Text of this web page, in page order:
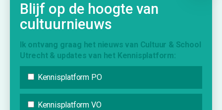
Inspiratie
Vraag & Aanbod
Bijdrage indienen
Inschrijven nieuwsbrief
INFORMATIE
Blijf op de hoogte van
cultuurnieuws
Ik ontvang graag het nieuws van Cultuur & School
Utrecht & updates van het Kennisplatform:
Kennisplatform PO
Kennisplatform VO